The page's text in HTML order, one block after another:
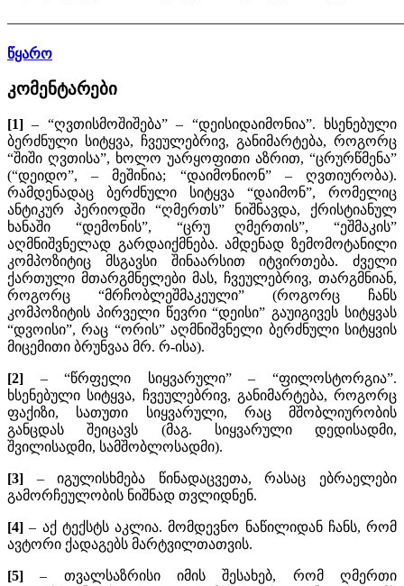
წყარო
კომენტარები
[1] – “ღვთისმოშიშება” – “დეისიდაიმონია”. ხსენებული
ბერძნული სიტყვა, ჩვეულებრივ, განიმარტება, როგორც
“შიში ღვთისა”, ხოლო უარყოფითი აზრით, “ცრურწმენა”
(“დეიდო”, – მეშინია; “დაიმონიონ” – ღვთიურობა).
რამდენადაც ბერძნული სიტყვა “დაიმონ”, რომელიც
ანტიკურ პერიოდში “ღმერთს” ნიშნავდა, ქრისტიანულ
ხანაში “დემონის”, “ცრუ ღმერთის”, “ეშმაკის”
აღმნიშვნელად გარდაიქმნება. ამდენად ზემომოტანილი
კომპოზიტიც მსგავსი შინაარსით იტვირთება. ძველი
ქართული მთარგმნელები მას, ჩვეულებრივ, თარგმნიან,
როგორც “მრჩობლეშმაკეული” (როგორც ჩანს
კომპოზიტის პირველი წევრი “დეისი” გაუიგივეს სიტყვას
“დვოისი”, რაც “ორის” აღმნიშვნელი ბერძნული სიტყვის
მიცემითი ბრუნვაა მრ. რ-ისა).
[2] – “წრფელი სიყვარული” – “ფილოსტორგია”.
ხსენებული სიტყვა, ჩვეულებრივ, განიმარტება, როგორც
ფაქიზი, სათუთი სიყვარული, რაც მშობლიურობის
განცდას შეიცავს (მაგ. სიყვარული დედისადმი,
შვილისადმი, სამშობლოსადმი).
[3] – იგულისხმება წინადაცვეთა, რასაც ებრაელები
გამორჩეულობის ნიშნად თვლიდნენ.
[4] – აქ ტექსტს აკლია. მომდევნო ნაწილიდან ჩანს, რომ
ავტორი ქადაგებს მარტვილთათვის.
[5]– თვალსაზრისი იმის შესახებ, რომ ღმერთი